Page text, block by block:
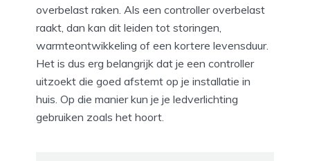
overbelast raken. Als een controller overbelast
raakt, dan kan dit leiden tot storingen,
warmteontwikkeling of een kortere levensduur.
Het is dus erg belangrijk dat je een controller
uitzoekt die goed afstemt op je installatie in
huis. Op die manier kun je je ledverlichting
gebruiken zoals het hoort.